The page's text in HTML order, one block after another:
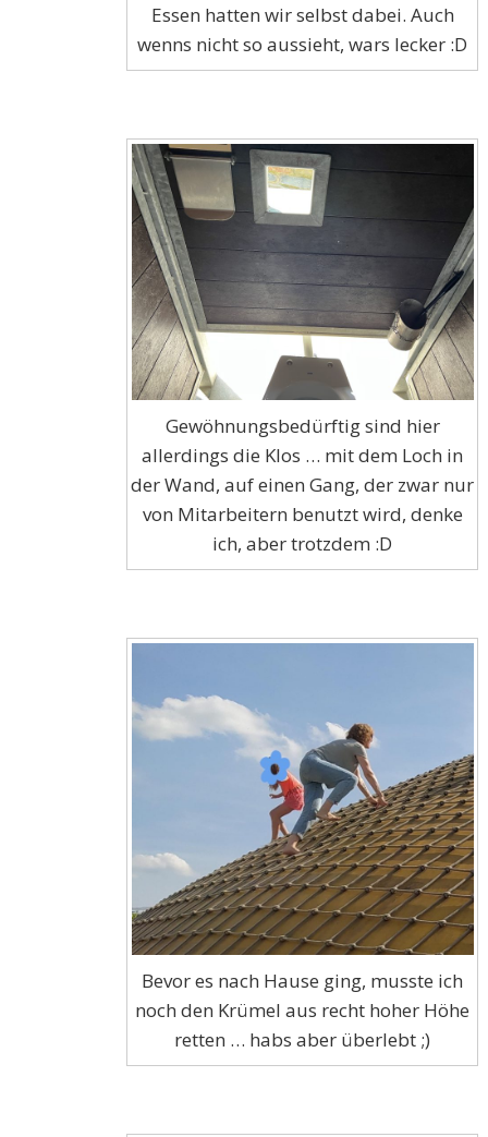
Essen hatten wir selbst dabei. Auch
wenns nicht so aussieht, wars lecker :D
Gewöhnungsbedürftig sind hier
allerdings die Klos … mit dem Loch in
der Wand, auf einen Gang, der zwar nur
von Mitarbeitern benutzt wird, denke
ich, aber trotzdem :D
Bevor es nach Hause ging, musste ich
noch den Krümel aus recht hoher Höhe
retten … habs aber überlebt ;)